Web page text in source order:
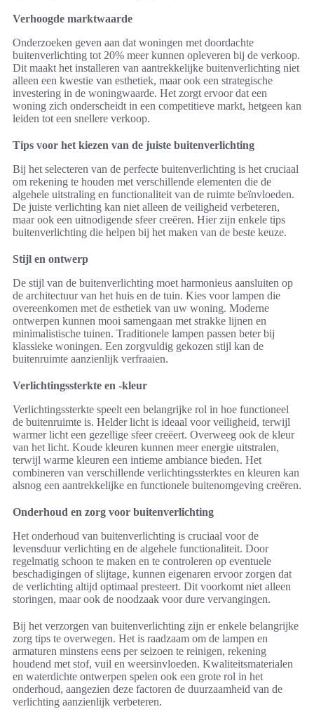
Verhoogde marktwaarde
Onderzoeken geven aan dat woningen met doordachte
buitenverlichting tot 20% meer kunnen opleveren bij de verkoop.
Dit maakt het installeren van aantrekkelijke buitenverlichting niet
alleen een kwestie van esthetiek, maar ook een strategische
investering in de woningwaarde. Het zorgt ervoor dat een
woning zich onderscheidt in een competitieve markt, hetgeen kan
leiden tot een snellere verkoop.
Tips voor het kiezen van de juiste buitenverlichting
Bij het selecteren van de perfecte buitenverlichting is het cruciaal
om rekening te houden met verschillende elementen die de
algehele uitstraling en functionaliteit van de ruimte beïnvloeden.
De juiste verlichting kan niet alleen de veiligheid verbeteren,
maar ook een uitnodigende sfeer creëren. Hier zijn enkele tips
buitenverlichting die helpen bij het maken van de beste keuze.
Stijl en ontwerp
De stijl van de buitenverlichting moet harmonieus aansluiten op
de architectuur van het huis en de tuin. Kies voor lampen die
overeenkomen met de esthetiek van uw woning. Moderne
ontwerpen kunnen mooi samengaan met strakke lijnen en
minimalistische tuinen. Traditionele lampen passen beter bij
klassieke woningen. Een zorgvuldig gekozen stijl kan de
buitenruimte aanzienlijk verfraaien.
Verlichtingssterkte en -kleur
Verlichtingssterkte speelt een belangrijke rol in hoe functioneel
de buitenruimte is. Helder licht is ideaal voor veiligheid, terwijl
warmer licht een gezellige sfeer creëert. Overweeg ook de kleur
van het licht. Koude kleuren kunnen meer energie uitstralen,
terwijl warme kleuren een intieme ambiance bieden. Het
combineren van verschillende verlichtingssterktes en kleuren kan
alsnog een aantrekkelijke en functionele buitenomgeving creëren.
Onderhoud en zorg voor buitenverlichting
Het onderhoud van buitenverlichting is cruciaal voor de
levensduur verlichting en de algehele functionaliteit. Door
regelmatig schoon te maken en te controleren op eventuele
beschadigingen of slijtage, kunnen eigenaren ervoor zorgen dat
de verlichting altijd optimaal presteert. Dit voorkomt niet alleen
storingen, maar ook de noodzaak voor dure vervangingen.
Bij het verzorgen van buitenverlichting zijn er enkele belangrijke
zorg tips te overwegen. Het is raadzaam om de lampen en
armaturen minstens eens per seizoen te reinigen, rekening
houdend met stof, vuil en weersinvloeden. Kwaliteitsmaterialen
en waterdichte ontwerpen spelen ook een grote rol in het
onderhoud, aangezien deze factoren de duurzaamheid van de
verlichting aanzienlijk verbeteren.